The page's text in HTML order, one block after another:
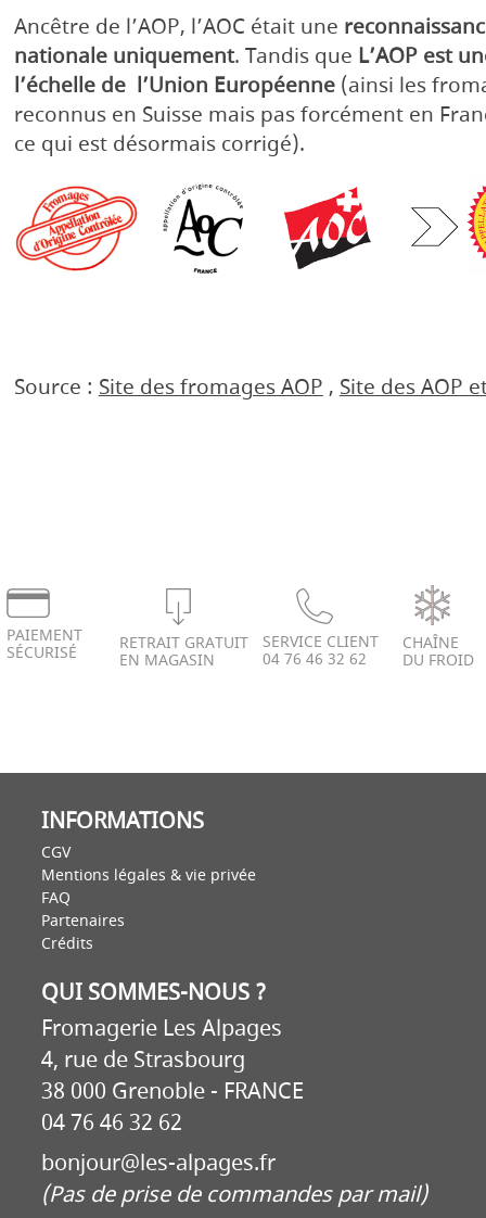
Ancêtre de l’AOP, l’AOC était une
nationale uniquement. Tandis que L’AOP est
l’échelle de l’Union Européenne(ainsi les
reconnus en Suisse mais pas forcément en
ce qui est désormais corrigé).
Source :Site des fromages AOP,Site des AOP
PAIEMENT
SÉCURISÉ RETRAIT GRATUIT
EN MAGASIN
SERVICE CLIENT
04 76 46 32 62
CHAÎNE
DU FROID
INFORMATIONS
CGV
Mentions légales & vie privée
FAQ
Partenaires
Crédits
QUI SOMMES-NOUS ?
Fromagerie Les Alpages
4, rue de Strasbourg
38 000 Grenoble - FRANCE
04 76 46 32 62
bonjour@les-alpages.fr
(Pas de prise de commandes par mail)